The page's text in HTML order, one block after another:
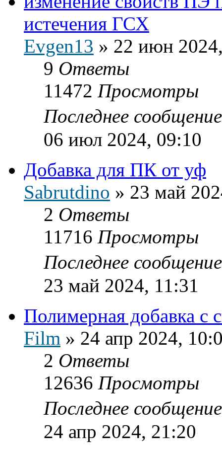
истечения ГСХ
Evgen13 » 22 июн
9 Ответы
11472 Просмотры
Последнее
06 июл 2024, 09:10
Добавка для ПК от уф
Sabrutdino » 23 май
2 Ответы
11716 Просмотры
Последнее
23 май 2024, 11:31
Полимерная добавка с
Film » 24 апр 2024,
2 Ответы
12636 Просмотры
Последнее
24 апр 2024, 21:20